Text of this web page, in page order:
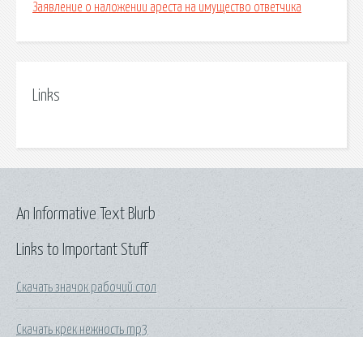
Заявление о наложении ареста на имущество ответчика
Links
Links to Important Stuff
Скачать значок рабочий стол
Скачать крек нежность mp3
An Informative Text Blurb